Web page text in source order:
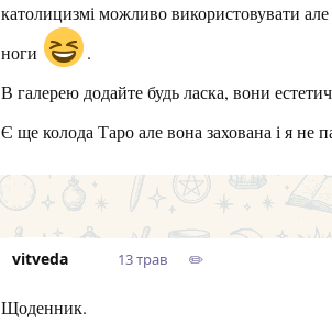
католицизмі можливо використовувати
ноги
.
В галерею додайте будь ласка, вони
Є ще колода Таро але вона захована і я не
vitveda 13 трав ✏️
Щоденник.